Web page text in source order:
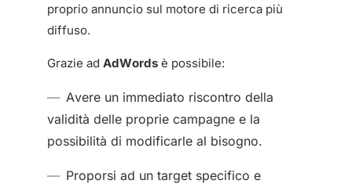
proprio annuncio sul motore di ricerca più
diffuso.
Grazie ad AdWords è possibile:
Avere un immediato riscontro della
validità delle proprie campagne e la
possibilità di modificarle al bisogno.
Proporsi ad un target specifico e